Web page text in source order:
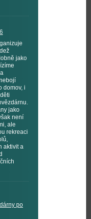
jako
domov, i
jako
není
ale
rekreaci
aktivit a
po